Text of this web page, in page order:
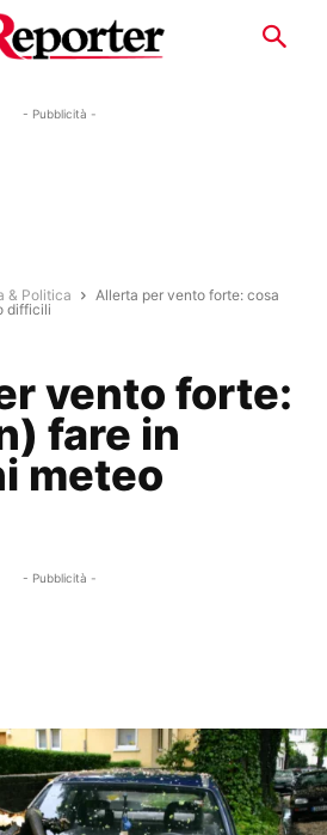
- Pubblicità -
& Politica
Allerta per vento forte: cosa
difficili
vento forte:
fare in
meteo
- Pubblicità -